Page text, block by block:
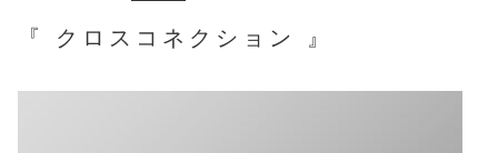
『 クロスコネクション 』